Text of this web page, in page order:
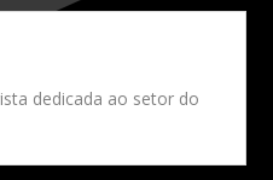
dedicada ao setor do